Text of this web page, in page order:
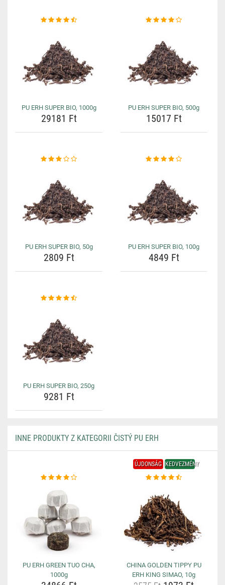
PU ERH SUPER BIO, 1000g
29181 Ft
PU ERH SUPER BIO, 500g
15017 Ft
PU ERH SUPER BIO, 50g
2809 Ft
PU ERH SUPER BIO, 100g
4849 Ft
PU ERH SUPER BIO, 250g
9281 Ft
INNE PRODUKTY Z KATEGORII ČISTÝ PU ERH
PU ERH GREEN TUO CHA,
1000g
ÚJDONSÁG KEDVEZMÉNY
CHINA GOLDEN TIPPY PU
ERH KING SIMAO, 10g